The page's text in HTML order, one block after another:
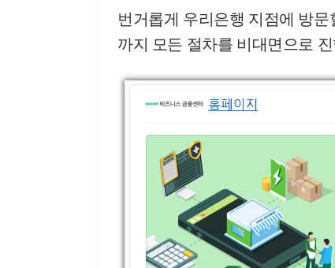
번거롭게 우리은행 지점에 방
까지 모든 절차를 비대면으로